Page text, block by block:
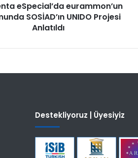
eSpecial’da eurammon’un
SOSİAD’ın UNIDO Projesi
Anlatıldı
Destekliyoruz | Üyesiyiz